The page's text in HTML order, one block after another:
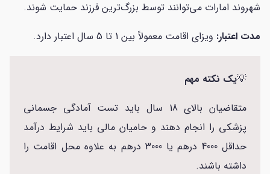
شهروند امارات می‌توانند توسط بزرگ‌ترین فرزند حمایت شوند.
مدت اعتبار: ویزای اقامت معمولاً بین 1 تا 5 سال اعتبار دارد.
💡یک نکته مهم
متقاضیان بالای 18 سال باید تست آمادگی جسمانی
پزشکی را انجام دهند و حامیان مالی باید شرایط درآمد
حداقل 4000 درهم یا 3000 درهم به علاوه محل اقامت را
داشته باشند.